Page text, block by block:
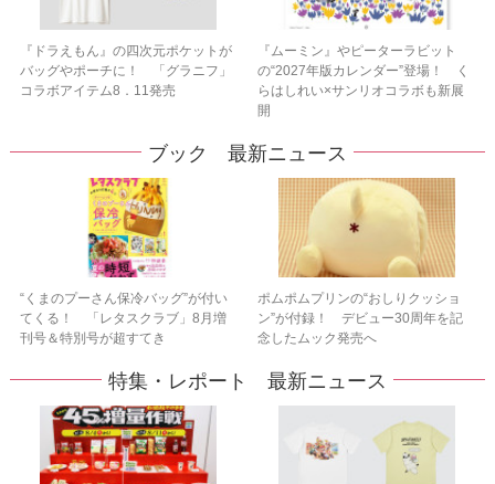
『ドラえもん』の四次元ポケットが
バッグやポーチに！ 「グラニフ」
コラボアイテム8．11発売
『ムーミン』やピーターラビット
の“2027年版カレンダー”登場！ く
らはしれい×サンリオコラボも新展
開
ブック 最新ニュース
“くまのプーさん保冷バッグ”が付い
てくる！ 「レタスクラブ」8月増
刊号＆特別号が超すてき
ポムポムプリンの“おしりクッショ
ン”が付録！ デビュー30周年を記
念したムック発売へ
特集・レポート 最新ニュース